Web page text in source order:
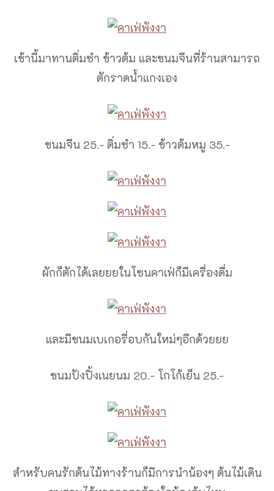
เช้านี้มาทานติ่มซำ ข้าวต้ม และขนมจีนที่ร้านสามารถ
ตักราดน้ำแกงเอง
ขนมจีน 25.- ติ่มซำ 15.- ข้าวต้มหมู 35.-
ผักก็ตักได้เลยยยในโซนคาเฟ่ก็มีเครื่องดื่ม
และมีขนมเบเกอรี่อบกันใหม่ๆอีกด้วยยย
ขนมปังปิ้งเนยนม 20.- โกโก้เย็น 25.-
สำหรับคนรักต้นไม้ทางร้านก็มีการนำน้องๆ ต้นไม้เดิน